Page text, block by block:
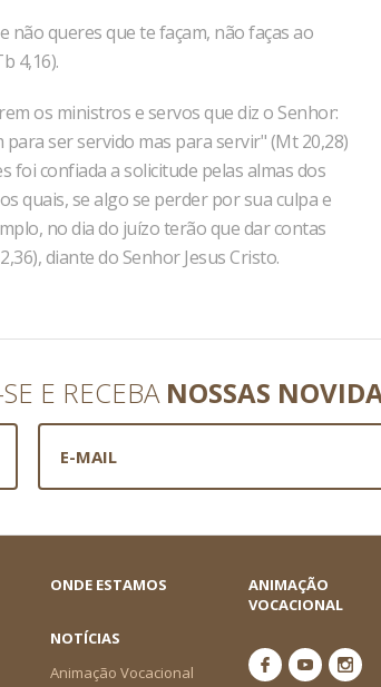
não queres que te façam, não faças ao
4,16).
os ministros e servos que diz o Senhor:
para ser servido mas para servir" (Mt 20,28)
foi confiada a solicitude pelas almas dos
quais, se algo se perder por sua culpa e
no dia do juízo terão que dar contas
diante do Senhor Jesus Cristo.
E RECEBA NOSSAS
ONDE ESTAMOS
ANIMAÇÃO
VOCACIONAL
NOTÍCIAS
Animação Vocacional